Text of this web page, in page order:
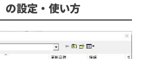
の設定・使い方